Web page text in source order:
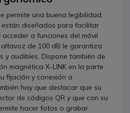
permite una buena legibilidad,
diseñados para facilitar
a funciones del móvil
de 100 dB le garantiza
y audibles. Dispone también de
magnética X-LINK en la parte
fijación y conexión a
hay que destacar que su
de códigos QR y que con su
hacer fotos o grabar